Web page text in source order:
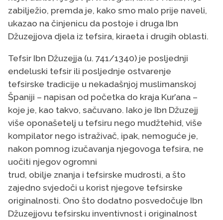
zabilježio, premda je, kako smo malo prije naveli,
ukazao na činjenicu da postoje i druga Ibn
Džuzejjova djela iz tefsira, kiraeta i drugih oblasti.
Tefsir Ibn Džuzejja (u. 741/1340) je posljednji
endeluski tefsir ili posljednje ostvarenje
tefsirske tradicije u nekadašnjoj muslimanskoj
Španiji – napisan od početka do kraja Kur’ana –
koje je, kao takvo, sačuvano. Iako je Ibn Džuzejj
više oponašetelj u tefsiru nego mudžtehid, više
kompilator nego istraživač, ipak, nemoguće je,
nakon pomnog izučavanja njegovoga tefsira, ne
uočiti njegov ogromni
trud, obilje znanja i tefsirske mudrosti, a što
zajedno svjedoči u korist njegove tefsirske
originalnosti. Ono što dodatno posvedočuje Ibn
Džuzejjovu tefsirsku inventivnost i originalnost